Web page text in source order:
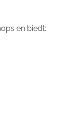
en biedt: